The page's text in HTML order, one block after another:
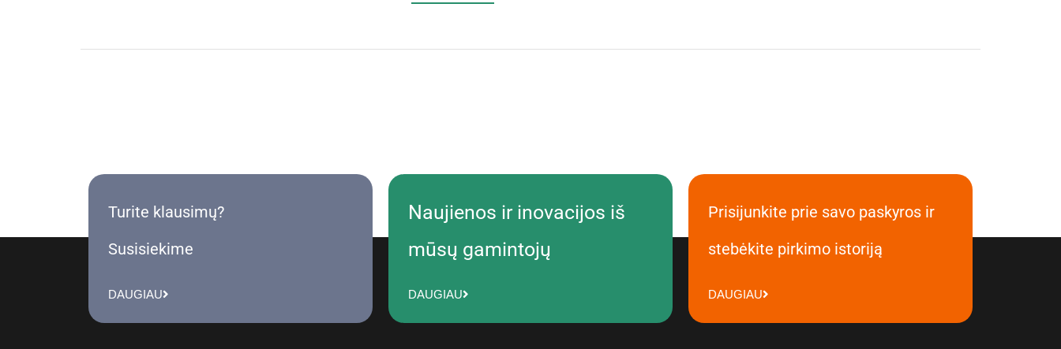
Turite klausimų?
Susisiekime
DAUGIAU
Naujienos ir inovacijos iš
mūsų gamintojų
DAUGIAU
Prisijunkite prie savo paskyros ir
stebėkite pirkimo istoriją
DAUGIAU